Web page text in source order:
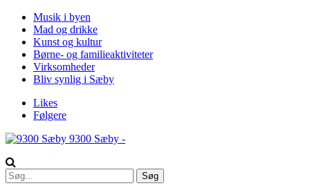
Musik i byen
Mad og drikke
Kunst og kultur
Børne- og familieaktiviteter
Virksomheder
Bliv synlig i Sæby
Likes
Følgere
9300 Sæby -